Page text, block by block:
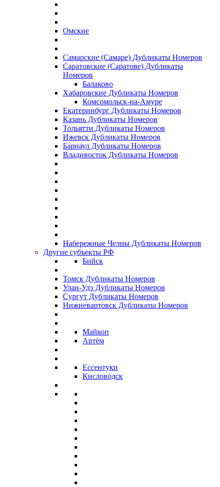
Омские
Самарские (Самаре) Дубликаты Номеров
Саратовские (Саратове) Дубликаты
Номеров
Балаково
Хабаровские Дубликаты Номеров
Комсомольск-на-Амуре
Екатеринбург Дубликаты Номеров
Казань Дубликаты Номеров
Тольятти Дубликаты Номеров
Ижевск Дубликаты Номеров
Барнаул Дубликаты Номеров
Владивосток Дубликаты Номеров
Набережные Челны Дубликаты Номеров
Другие субъекты РФ
Бийск
Томск Дубликаты Номеров
Улан-Удэ Дубликаты Номеров
Сургут Дубликаты Номеров
Нижневартовск Дубликаты Номеров
Майкоп
Артём
Ессентуки
Кисловодск